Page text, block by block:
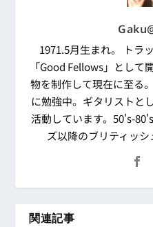
1971.5月生まれ。 トラ
「Good Fellows」として
物を制作して現在に至る
に勉強中。ギタリストと
活動しています。50's-
ズ以降のブリティッシ
関連記事